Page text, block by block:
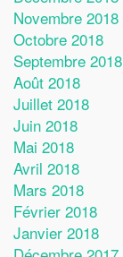
Novembre 2018
Octobre 2018
Septembre 2018
Août 2018
Juillet 2018
Juin 2018
Mai 2018
Avril 2018
Mars 2018
Février 2018
Janvier 2018